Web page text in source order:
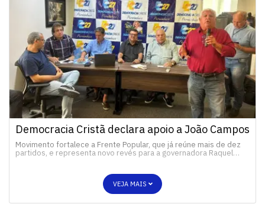
Democracia Cristã declara apoio a João Campos
Movimento fortalece a Frente Popular, que já reúne mais de dez
partidos, e representa novo revés para a governadora Raquel…
VEJA MAIS